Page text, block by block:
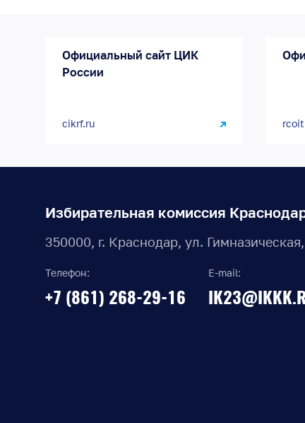
Официальный сайт ЦИК
России
cikrf.ru
Избирательная комиссия
350000, г. Краснодар, ул.
Телефон:
+7 (861) 268-29-16
E-mail: